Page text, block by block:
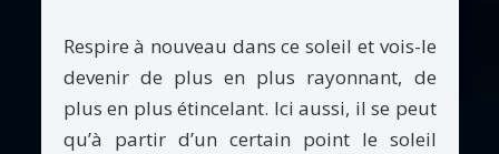
Respire à nouveau dans ce soleil et vois-le
devenir de plus en plus rayonnant, de
plus en plus étincelant. Ici aussi, il se peut
qu’à partir d’un certain point le soleil